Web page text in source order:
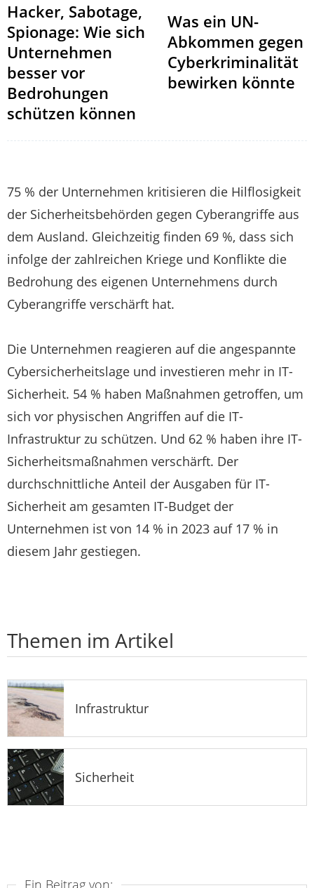
Hacker, Sabotage,
Spionage: Wie sich
Unternehmen
besser vor
Bedrohungen
schützen können
Was ein UN-
Abkommen gegen
Cyberkriminalität
bewirken könnte
75 % der Unternehmen kritisieren die Hilflosigkeit
der Sicherheitsbehörden gegen Cyberangriffe aus
dem Ausland. Gleichzeitig finden 69 %, dass sich
infolge der zahlreichen Kriege und Konflikte die
Bedrohung des eigenen Unternehmens durch
Cyberangriffe verschärft hat.
Die Unternehmen reagieren auf die angespannte
Cybersicherheitslage und investieren mehr in IT-
Sicherheit. 54 % haben Maßnahmen getroffen, um
sich vor physischen Angriffen auf die IT-
Infrastruktur zu schützen. Und 62 % haben ihre IT-
Sicherheitsmaßnahmen verschärft. Der
durchschnittliche Anteil der Ausgaben für IT-
Sicherheit am gesamten IT-Budget der
Unternehmen ist von 14 % in 2023 auf 17 % in
diesem Jahr gestiegen.
Themen im Artikel
Infrastruktur
Sicherheit